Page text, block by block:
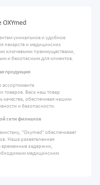
уникальное и удобное
лекарств и медицинских
ключевыми преимуществами,
и безопасным для клиентов.
продукция
ассортимента
товаров. Весь наш товар
обеспечивая нашим
и безопасности.
сети филиалов
"Oxymed" обеспечивает
Наша разветвленная
временные задержки,
медицинским